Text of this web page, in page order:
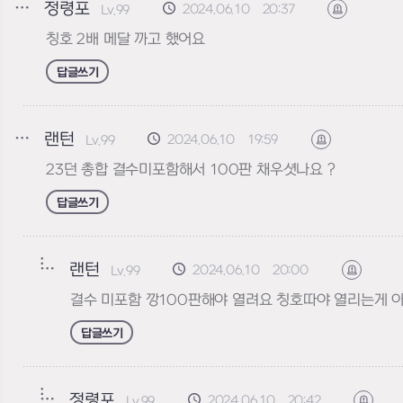
정령포 Lv.99 2024.06.10 20:37 신고하기
칭호 2배 메달 까고 했어요
답글쓰기
랜턴 Lv.99 2024.06.10 19:59 신고하기
23던 총합 결수미포함해서 100판 채우셧나요 ?
답글쓰기
랜턴 Lv.99 2024.06.10 20:00 신고하기
결수 미포함 깡100판해야 열려요 칭호따야 열리는게
답글쓰기